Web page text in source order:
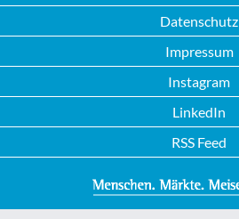
Datenschutz
Impressum
Instagram
LinkedIn
RSS Feed